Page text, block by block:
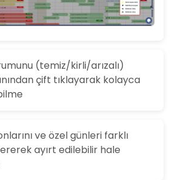
(temiz/kirli/arızalı)
çift tıklayarak kolayca
ve özel günleri farklı
ayırt edilebilir hale